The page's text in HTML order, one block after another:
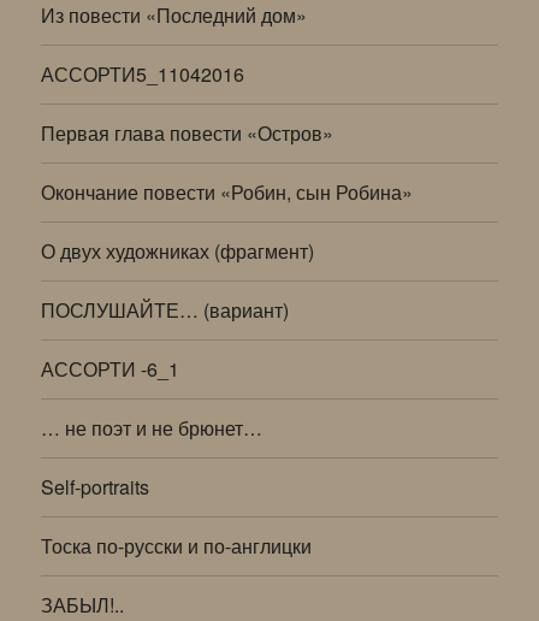
Из повести «Последний дом»
АССОРТИ5_11042016
Первая глава повести «Остров»
Окончание повести «Робин, сын Робина»
О двух художниках (фрагмент)
ПОСЛУШАЙТЕ… (вариант)
АССОРТИ -6_1
… не поэт и не брюнет…
Self-portraits
Тоска по-русски и по-англицки
ЗАБЫЛ!..